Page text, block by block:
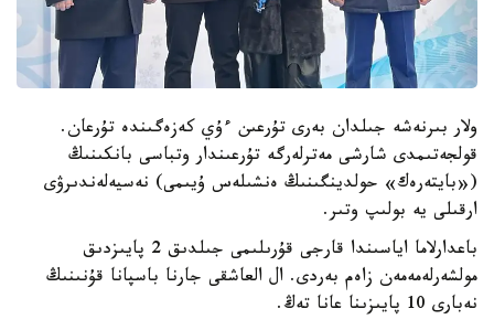
ولار بىرنەشە جىلدان بەرى تۇرعىن ءۇي كەزەگىندە تۇرعان.
قولجەتىمدى شارشى مەترلەرگە تۇرعىندار وتباسى بانكىنىڭ
(«بايتەرەك» حولدينگىنىڭ ەنشىلەس ۇيىمى) نەسيەلەندىرۋى
ارقىلى يە بولىپ وتىر.
باعدارلاما اياسىندا قارجى قۇرىلىمى جىلدىق 2 پايىزدىق
مولشەرلەمەمەن زاەم بەردى. ال العاشقى جارنا باسپانا قۇنىنىڭ
نەبارى 10 پايىزىنا عانا تەڭ.